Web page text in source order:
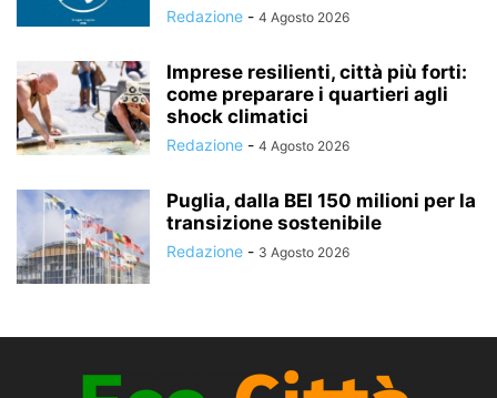
Redazione - 4 Agosto 2026
Imprese resilienti, città più forti:
come preparare i quartieri agli
shock climatici
Redazione - 4 Agosto 2026
Puglia, dalla BEI 150 milioni per la
transizione sostenibile
Redazione - 3 Agosto 2026